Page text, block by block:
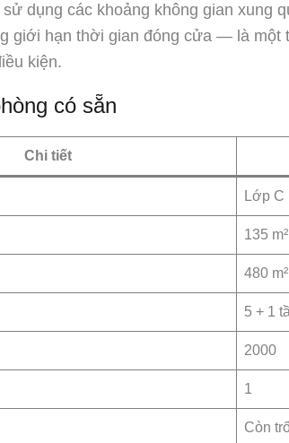
dụng các khoảng không gian xung
giới hạn thời gian đóng cửa — là
kiện.
có sẵn
Chi tiết
Lớp C
135
480 m²
5 + 1
2000
1
Còn